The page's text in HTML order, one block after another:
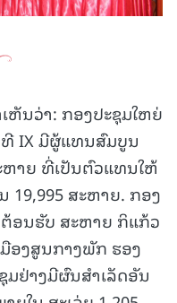
ຫັນວ່າ: ກອງປະຊຸມໃຫຍ່
ທີ IX ມີຜູ້ແທນສົມບູນ
ຫາຍ ທີ່ເປັນຕົວແທນໃຫ້
19,995 ສະຫາຍ. ກອງ
ຕ້ອນຮັບ ສະຫາຍ ກິແກ້ວ
ອງສູນກາງພັກ ຮອງ
ຢ່າງມີຜົນສຳເລັດອັນ